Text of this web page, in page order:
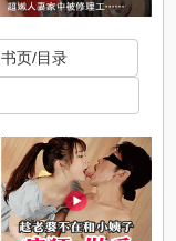
书页/目录